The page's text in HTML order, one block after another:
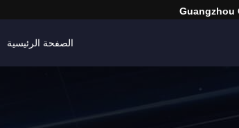
Guangzhou
الصفحة الرئيسية